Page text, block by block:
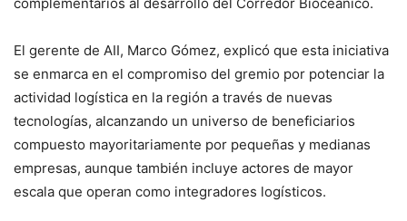
El gerente de AII, Marco Gómez, explicó que esta iniciativa
se enmarca en el compromiso del gremio por potenciar la
actividad logística en la región a través de nuevas
tecnologías, alcanzando un universo de beneficiarios
compuesto mayoritariamente por pequeñas y medianas
empresas, aunque también incluye actores de mayor
escala que operan como integradores logísticos.